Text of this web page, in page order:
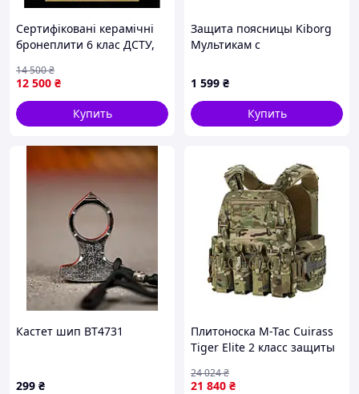
Сертифіковані керамічні
бронеплити 6 клас ДСТУ,
Бронеплити 6 клас
бронепластини легкі
12 500 ₴
14 500₴
Купить
Защита поясницы Kiborg
Мультикам с
Militex 1 класс защиты
GEN.2
1 599 ₴
Купить
Кастет шип ВТ4731
299 ₴
Плитоноска M-Tac Cuirass
Tiger Elite 2 класс защиты
1052-VO
21 840 ₴
24 024₴